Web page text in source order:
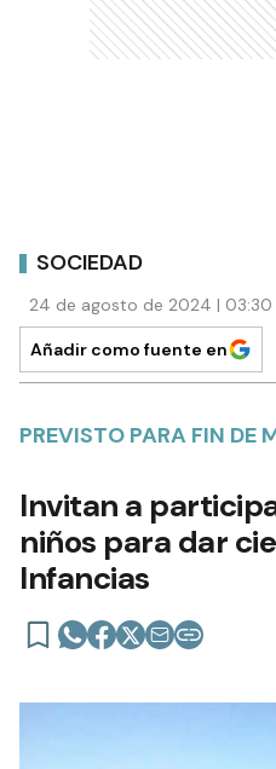
SOCIEDAD
24 de agosto de 2024 |
Añadir como fuente en
PREVISTO PARA FIN DE
Invitan a
niños para dar
Infancias